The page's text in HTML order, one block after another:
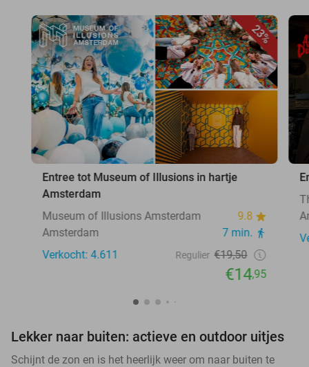
23%
Entree tot Museum of Illusions in hartje
Amsterdam
Museum of Illusions Amsterdam
9.8
Amsterdam
7 min.
Verkocht: 4.611
Regulier €19,50
€14,95
Lekker naar buiten: actieve en outdoor uitjes
Schijnt de zon en is het heerlijk weer om naar buiten te